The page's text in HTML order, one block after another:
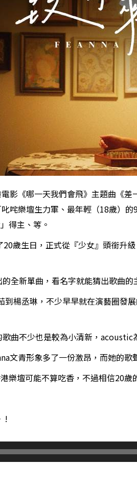
影《哪一天我們會飛》主題曲
咤樂壇生力軍、最年輕（18歲）
得主、等。
歲生日，正式從『少女』頭銜升
全新單曲，看名字就能猜出歌曲的
楊丞琳，不少早早就在演藝圈發
曲不少也是較為小清新，acoustic
文青形象多了一份激昂，而她的歌
樂壇可能不算吃香，不過相信20歲
!